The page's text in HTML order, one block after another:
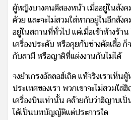
ผู้หญิงบางคนตีสองหน้า เมื่ออยู่ในสัง
ด้วย และจะไม่สวมใส่หากอยู่ในอีกสัง
อยู่ในสถานที่ทั่วไป แต่เมื่อเข้าห้างร้า
เครื่องประดับ หรือคุยกับช่างตัดเสื้อ
กับสามี หรือญาติที่แต่งงานกันไม่ได้
จงยำเกรงอัลลอฮ์เถิด แท้จริงเราเห็
ประเทศของเรา พวกเขาจะไม่สวมใส่
เครื่องบินเท่านั้น คล้ายกับว่าฮิญาบเ
ได้เป็นบทบัญญัติแต่ประการใด